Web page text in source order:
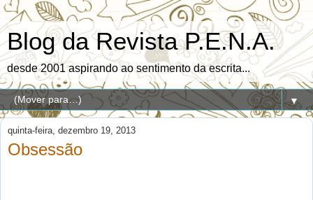
Blog da Revista P.E.N.A.
desde 2001 aspirando ao sentimento da escrita...
▼
quinta-feira, dezembro 19, 2013
Obsessão